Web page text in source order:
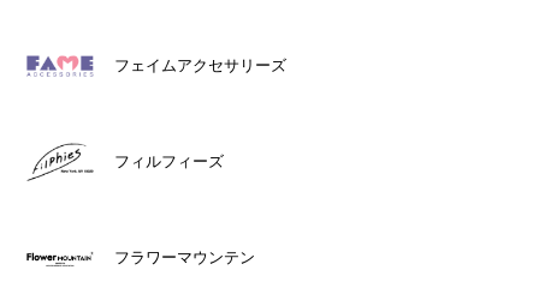
フェイムアクセサリーズ
フィルフィーズ
フラワーマウンテン